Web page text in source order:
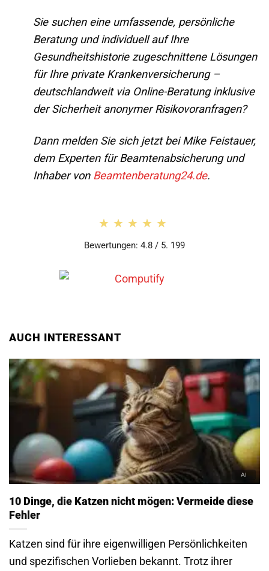
Sie suchen eine umfassende, persönliche
Beratung und individuell auf Ihre
Gesundheitshistorie zugeschnittene Lösungen
für Ihre private Krankenversicherung –
deutschlandweit via Online-Beratung inklusive
der Sicherheit anonymer Risikovoranfragen?
Dann melden Sie sich jetzt bei Mike Feistauer,
dem Experten für Beamtenabsicherung und
Inhaber von Beamtenberatung24.de.
★★★★★
★★★★★
Bewertungen: 4.8 / 5. 199
AUCH INTERESSANT
10 Dinge, die Katzen nicht mögen: Vermeide diese
Fehler
Katzen sind für ihre eigenwilligen Persönlichkeiten
und spezifischen Vorlieben bekannt. Trotz ihrer